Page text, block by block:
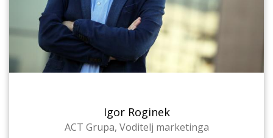
Igor Roginek
ACT Grupa, Voditelj marketinga